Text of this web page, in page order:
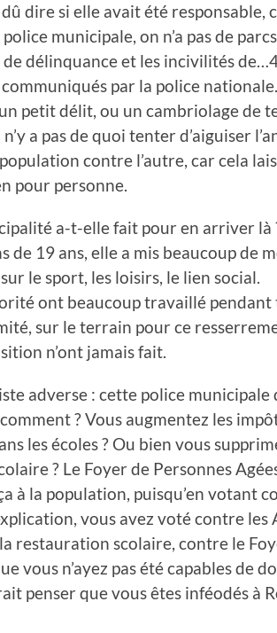
dire si elle avait été responsable,
police municipale, on n’a pas de
de délinquance et les incivilités
par la police
petit délit, ou un cambriolage de
a pas de quoi tenter d’aiguiser
contre l’autre, car cela
pour personne.
a-t-elle fait pour en arriver là
de 19 ans, elle a mis beaucoup de
le sport, les loisirs, le lien social.
ont beaucoup travaillé
sur le terrain pour ce
n’ont jamais fait.
adverse : cette police municipale
? Vous augmentez les
les écoles ? Ou bien vous
? Le Foyer de Personnes
à la population, puisqu’en votant
vous avez voté contre les
restauration scolaire, contre le
vous n’ayez pas été capables de
penser que vous êtes inféodés à